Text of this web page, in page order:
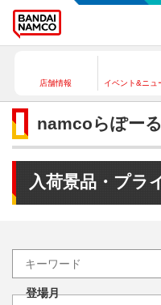
店舗情報 イベント&ニュ
namcoらぽー
入荷景品・プラ
登場月